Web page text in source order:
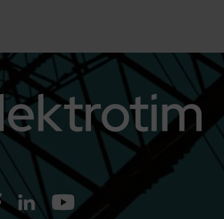
Przejdź do Facebook
Przejdź do LinkedinPrzejdź do Youtube